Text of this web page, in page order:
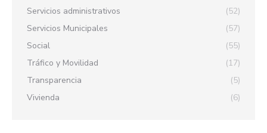
Servicios administrativos
(52)
Servicios Municipales
(57)
Social
(55)
Tráfico y Movilidad
(17)
Transparencia
(5)
Vivienda
(6)